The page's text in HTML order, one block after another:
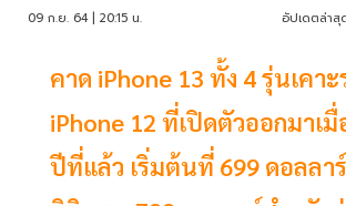
09 ก.ย. 64 | 20:15 น. อัปเดตล่าสุ
คาด iPhone 13 ทั้ง 4 รุ่นเคาะ
iPhone 12 ที่เปิดตัวออกมาเ
ปีที่แล้ว เริ่มต้นที่ 699 ดอลลา